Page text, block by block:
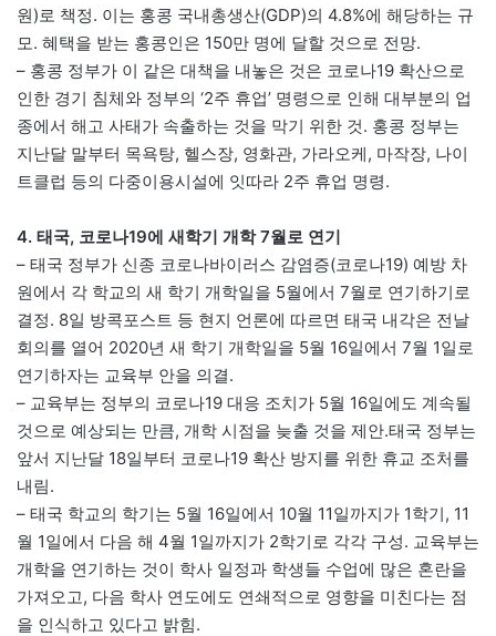
원)로 책정. 이는 홍콩 국내총생산(GDP)의 4.8%에 해당하는 규
모. 혜택을 받는 홍콩인은 150만 명에 달할 것으로 전망.
– 홍콩 정부가 이 같은 대책을 내놓은 것은 코로나19 확산으로
인한 경기 침체와 정부의 ‘2주 휴업’ 명령으로 인해 대부분의 업
종에서 해고 사태가 속출하는 것을 막기 위한 것. 홍콩 정부는
지난달 말부터 목욕탕, 헬스장, 영화관, 가라오케, 마작장, 나이
트클럽 등의 다중이용시설에 잇따라 2주 휴업 명령.
4. 태국, 코로나19에 새학기 개학 7월로 연기
– 태국 정부가 신종 코로나바이러스 감염증(코로나19) 예방 차
원에서 각 학교의 새 학기 개학일을 5월에서 7월로 연기하기로
결정. 8일 방콕포스트 등 현지 언론에 따르면 태국 내각은 전날
회의를 열어 2020년 새 학기 개학일을 5월 16일에서 7월 1일로
연기하자는 교육부 안을 의결.
– 교육부는 정부의 코로나19 대응 조치가 5월 16일에도 계속될
것으로 예상되는 만큼, 개학 시점을 늦출 것을 제안.태국 정부는
앞서 지난달 18일부터 코로나19 확산 방지를 위한 휴교 조처를
내림.
– 태국 학교의 학기는 5월 16일에서 10월 11일까지가 1학기, 11
월 1일에서 다음 해 4월 1일까지가 2학기로 각각 구성. 교육부는
개학을 연기하는 것이 학사 일정과 학생들 수업에 많은 혼란을
가져오고, 다음 학사 연도에도 연쇄적으로 영향을 미친다는 점
을 인식하고 있다고 밝힘.